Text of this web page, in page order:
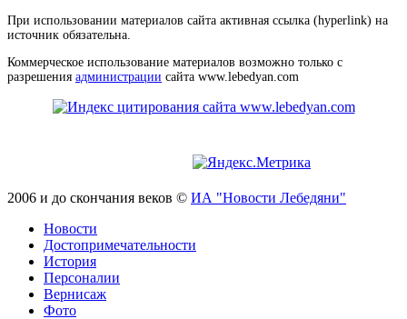
При использовании материалов сайта активная ссылка (hyperlink) на
источник обязательна.
Коммерческое использование материалов возможно только с
разрешения администрации сайта www.lebedyan.com
2006 и до скончания веков © ИА "Новости Лебедяни"
Новости
Достопримечательности
История
Персоналии
Вернисаж
Фото